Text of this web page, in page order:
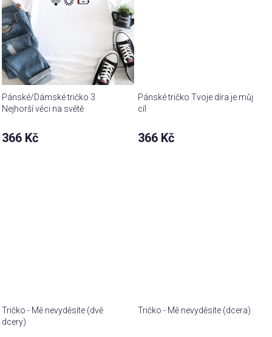
Pánské/Dámské tričko 3
Nejhorší věci na světě
366 Kč
Pánské tričko Tvoje díra je můj
cíl
366 Kč
Tričko - Mě nevyděsíte (dvě
dcery)
Tričko - Mě nevyděsíte (dcera)